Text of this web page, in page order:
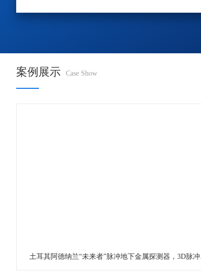
案例展示 Case Show
土耳其